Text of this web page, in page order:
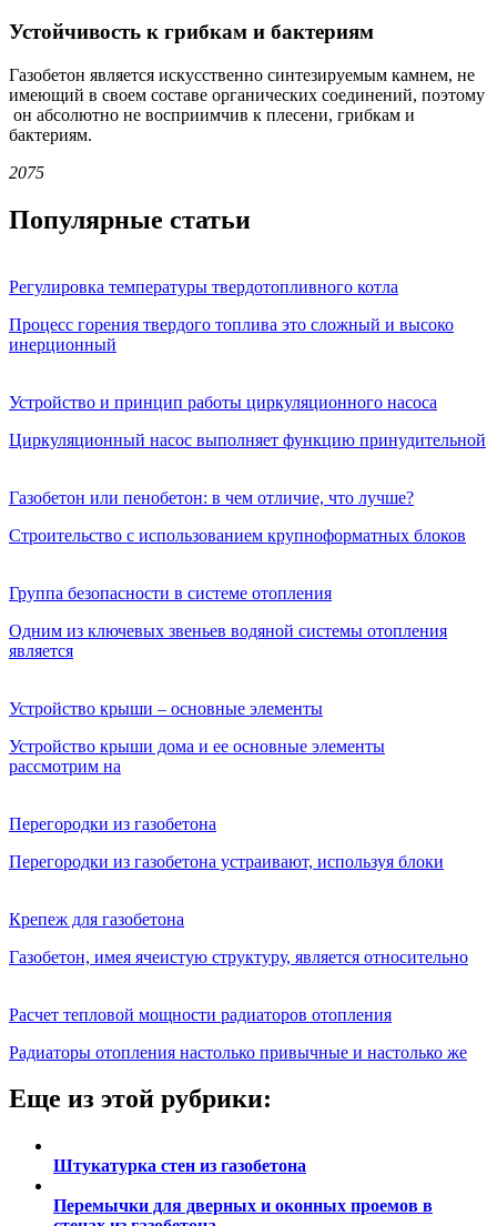
Устойчивость к грибкам и бактериям
Газобетон является искусственно синтезируемым камнем, не
имеющий в своем составе органических соединений, поэтому
он абсолютно не восприимчив к плесени, грибкам и
бактериям.
2075
Популярные статьи
Регулировка температуры твердотопливного котла
Процесс горения твердого топлива это сложный и высоко
инерционный
Устройство и принцип работы циркуляционного насоса
Циркуляционный насос выполняет функцию принудительной
Газобетон или пенобетон: в чем отличие, что лучше?
Строительство с использованием крупноформатных блоков
Группа безопасности в системе отопления
Одним из ключевых звеньев водяной системы отопления
является
Устройство крыши – основные элементы
Устройство крыши дома и ее основные элементы
рассмотрим на
Перегородки из газобетона
Перегородки из газобетона устраивают, используя блоки
Крепеж для газобетона
Газобетон, имея ячеистую структуру, является относительно
Расчет тепловой мощности радиаторов отопления
Радиаторы отопления настолько привычные и настолько же
Еще из этой рубрики:
Штукатурка стен из газобетона
Перемычки для дверных и оконных проемов в